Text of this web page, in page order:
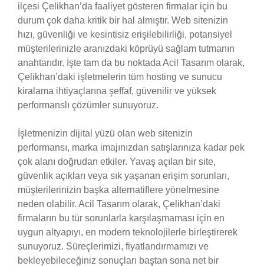
ilçesi Çelikhan’da faaliyet gösteren firmalar için bu
durum çok daha kritik bir hal almıştır. Web sitenizin
hızı, güvenliği ve kesintisiz erişilebilirliği, potansiyel
müşterilerinizle aranızdaki köprüyü sağlam tutmanın
anahtarıdır. İşte tam da bu noktada Acil Tasarım olarak,
Çelikhan’daki işletmelerin tüm hosting ve sunucu
kiralama ihtiyaçlarına şeffaf, güvenilir ve yüksek
performanslı çözümler sunuyoruz.
İşletmenizin dijital yüzü olan web sitenizin
performansı, marka imajınızdan satışlarınıza kadar pek
çok alanı doğrudan etkiler. Yavaş açılan bir site,
güvenlik açıkları veya sık yaşanan erişim sorunları,
müşterilerinizin başka alternatiflere yönelmesine
neden olabilir. Acil Tasarım olarak, Çelikhan’daki
firmaların bu tür sorunlarla karşılaşmaması için en
uygun altyapıyı, en modern teknolojilerle birleştirerek
sunuyoruz. Süreçlerimizi, fiyatlandırmamızı ve
bekleyebileceğiniz sonuçları baştan sona net bir